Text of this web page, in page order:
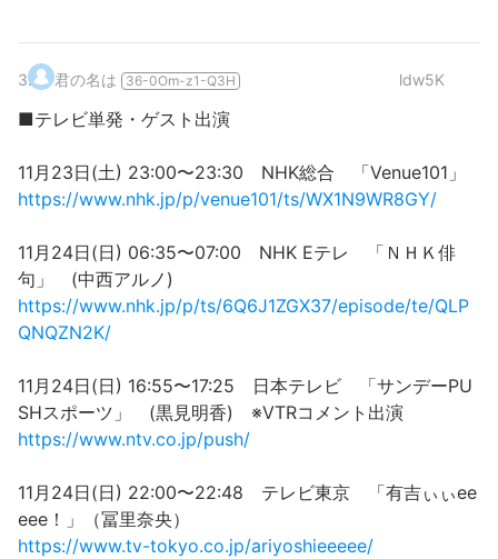
3. 君の名は 36-0Om-z1-Q3H ldw5K
■テレビ単発・ゲスト出演
11月23日(土) 23:00〜23:30 NHK総合 「Venue101」
https://www.nhk.jp/p/venue101/ts/WX1N9WR8GY/
11月24日(日) 06:35〜07:00 NHK Eテレ 「ＮＨＫ俳
句」 (中西アルノ)
https://www.nhk.jp/p/ts/6Q6J1ZGX37/episode/te/QLP
QNQZN2K/
11月24日(日) 16:55〜17:25 日本テレビ 「サンデーPU
SHスポーツ」 (黒見明香) ※VTRコメント出演
https://www.ntv.co.jp/push/
11月24日(日) 22:00〜22:48 テレビ東京 「有吉ぃぃee
eee！」（冨里奈央）
https://www.tv-tokyo.co.jp/ariyoshieeeee/